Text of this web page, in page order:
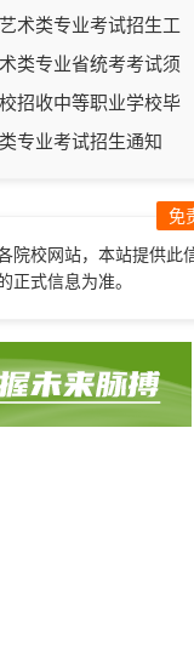
术类专业考试招生工
类专业省统考考试须
招收中等职业学校毕
专业考试招生通知
免
院校网站，本站提供
正式信息为准。